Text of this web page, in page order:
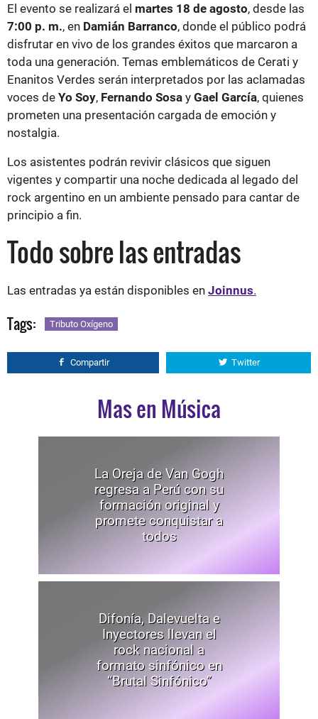
El evento se realizará el martes 18 de agosto, desde las
7:00 p. m., en Damián Barranco, donde el público podrá
disfrutar en vivo de los grandes éxitos que marcaron a
toda una generación. Temas emblemáticos de Cerati y
Enanitos Verdes serán interpretados por las aclamadas
voces de Yo Soy, Fernando Sosa y Gael García, quienes
prometen una presentación cargada de emoción y
nostalgia.
Los asistentes podrán revivir clásicos que siguen
vigentes y compartir una noche dedicada al legado del
rock argentino en un ambiente pensado para cantar de
principio a fin.
Todo sobre las entradas
Las entradas ya están disponibles en Joinnus.
Tags: Tributo Oxígeno
Compartir Twitter
Mas en Música
La Oreja de Van Gogh
regresa a Perú con su
formación original y
promete conquistar a
todos
Difonía, Dalevuelta e
Inyectores llevan el
rock nacional a
formato sinfónico en
“Brutal Sinfónico”